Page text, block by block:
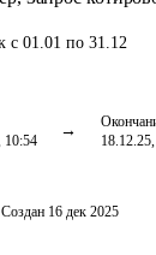
с 01.01 по 31.12
10:54
Создан 16 дек 2025